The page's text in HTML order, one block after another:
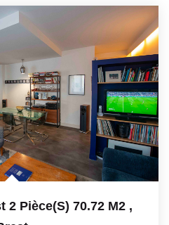
2 Pièce(s) 70.72 M2 ,